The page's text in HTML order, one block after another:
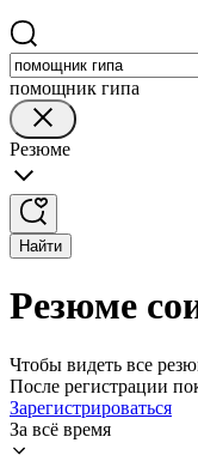
помощник гипа
Резюме
Найти
Резюме
Чтобы видеть все
После регистрации
Зарегистрироваться
За всё время